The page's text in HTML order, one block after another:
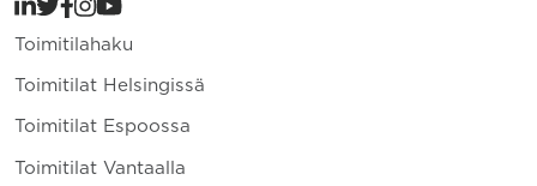
Toimitilahaku
Toimitilat Helsingissä
Toimitilat Espoossa
Toimitilat Vantaalla